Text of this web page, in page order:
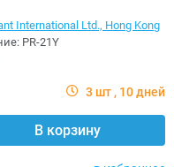
International Ltd., Hong Kong
PR-21Y
3 шт 10 дней
В корзину